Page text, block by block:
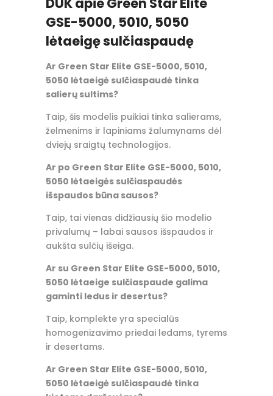
GSE-5000, 5010, 5050
lėtaeigę sulčiaspaudę
Ar Green Star Elite GSE-5000, 5010,
5050 lėtaeigė sulčiaspaudė tinka
salierų sultims?
Taip, šis modelis puikiai tinka salierams,
želmenims ir lapiniams žalumynams dėl
dviejų sraigtų technologijos.
Ar po Green Star Elite GSE-5000, 5010,
5050 lėtaeigės sulčiaspaudės
išspaudos būna sausos?
Taip, tai vienas didžiausių šio modelio
privalumų – labai sausos išspaudos ir
aukšta sulčių išeiga.
Ar su Green Star Elite GSE-5000, 5010,
5050 lėtaeige sulčiaspaude galima
gaminti ledus ir desertus?
Taip, komplekte yra specialūs
homogenizavimo priedai ledams, tyrems
ir desertams.
Ar Green Star Elite GSE-5000, 5010,
5050 lėtaeigė sulčiaspaudė tinka